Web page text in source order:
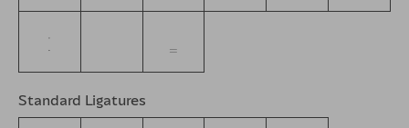
:
=
Standard Ligatures